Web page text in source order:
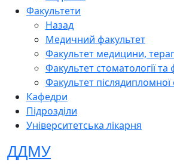
Факультети
Назад
Медичний факультет
Факультет медицини,
Факультет стоматології та
Факультет післядипломної
Кафедри
Підрозділи
Університетська лікарня
ДДМУ